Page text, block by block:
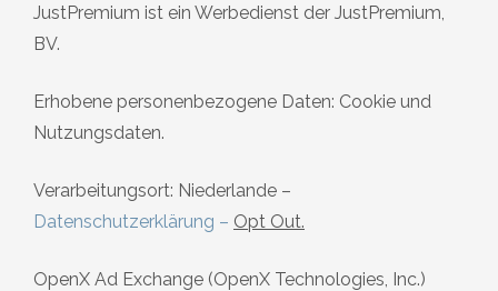
JustPremium ist ein Werbedienst der JustPremium,
BV.
Erhobene personenbezogene Daten: Cookie und
Nutzungsdaten.
Verarbeitungsort: Niederlande –
Datenschutzerklärung – Opt Out.
OpenX Ad Exchange (OpenX Technologies, Inc.)